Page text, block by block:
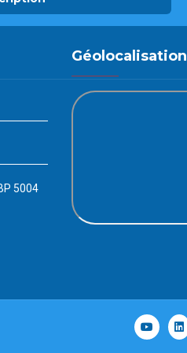
5004
Géolocalisation